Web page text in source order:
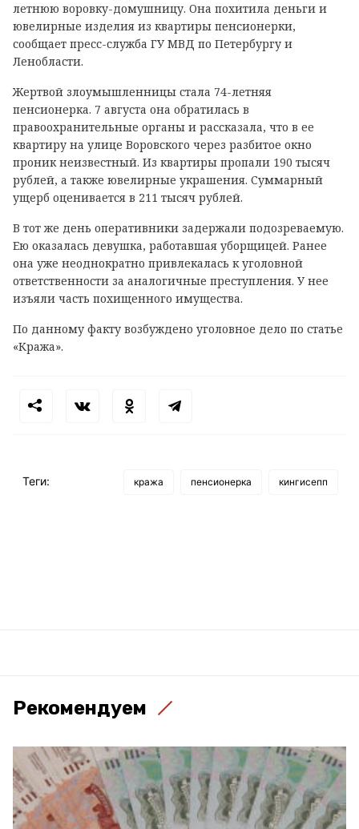
летнюю воровку-домушницу. Она похитила деньги и
ювелирные изделия из квартиры пенсионерки,
сообщает пресс-служба ГУ МВД по Петербургу и
Ленобласти.
Жертвой злоумышленницы стала 74-летняя
пенсионерка. 7 августа она обратилась в
правоохранительные органы и рассказала, что в ее
квартиру на улице Воровского через разбитое окно
проник неизвестный. Из квартиры пропали 190 тысяч
рублей, а также ювелирные украшения. Суммарный
ущерб оценивается в 211 тысяч рублей.
В тот же день оперативники задержали подозреваемую.
Ею оказалась девушка, работавшая уборщицей. Ранее
она уже неоднократно привлекалась к уголовной
ответственности за аналогичные преступления. У нее
изъяли часть похищенного имущества.
По данному факту возбуждено уголовное дело по статье
«Кража».
Теги: кража пенсионерка кингисепп
Рекомендуем